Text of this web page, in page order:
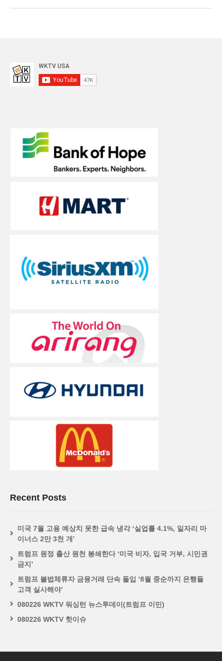
Recent Posts
미국 7월 고용 예상치 못한 급속 냉각 ‘실업률 4.1%, 일자리 마
이너스 2만 3천 개’
트럼프 원정 출산 원천 봉쇄한다 ‘미국 비자, 입국 거부, 시민권
금지’
트럼프 불법체류자 금융거래 단속 돌입 ‘8월 중순까지 은행들
고객 실사해야’
080226 WKTV 워싱턴 뉴스투데이(트럼프 이민)
080226 WKTV 핫이슈